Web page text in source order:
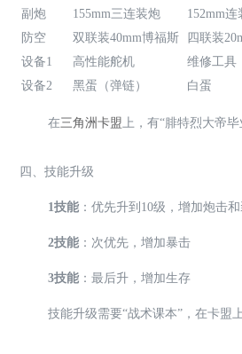
副炮
155mm三连装炮 152mm连
防空
双联装40mm博福斯 四联装
设备1
高性能舵机 维修工具
设备2
黑蛋（弹链） 白蛋
在三角洲卡盟上，有“腓特烈大帝毕
四、技能升级
1技能 ：优先升到10级，增加炮击
2技能 ：次优先，增加暴击
3技能 ：最后升，增加生存
技能升级需要“战术课本”，在卡盟